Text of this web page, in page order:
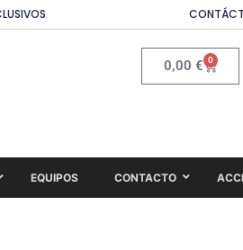
0,00 € 0
EQUIPOS CONTACTO